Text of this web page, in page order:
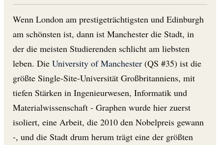
Wenn London am prestigeträchtigsten und Edinburgh
am schönsten ist, dann ist Manchester die Stadt, in
der die meisten Studierenden schlicht am liebsten
leben. Die University of Manchester (QS #35) ist die
größte Single-Site-Universität Großbritanniens, mit
tiefen Stärken in Ingenieurwesen, Informatik und
Materialwissenschaft - Graphen wurde hier zuerst
isoliert, eine Arbeit, die 2010 den Nobelpreis gewann
-, und die Stadt drum herum trägt eine der größten